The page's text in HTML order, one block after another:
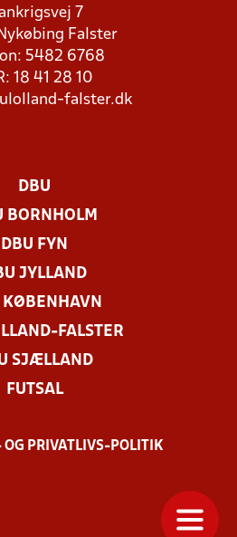
7
Falster
5482 6768
18 41 28 10
falster.dk
DBU
BORNHOLM
DBU FYN
JYLLAND
KØBENHAVN
FALSTER
SJÆLLAND
FUTSAL
OG PRIVATLIVS-POLITIK